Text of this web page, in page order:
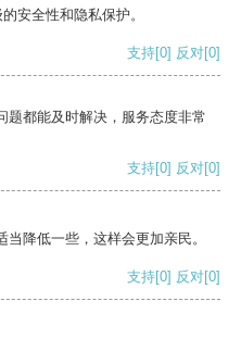
安全性和隐私保护。
支持[0] 反对[0]
题都能及时解决，服务态度非常
支持[0] 反对[0]
降低一些，这样会更加亲民。
支持[0] 反对[0]